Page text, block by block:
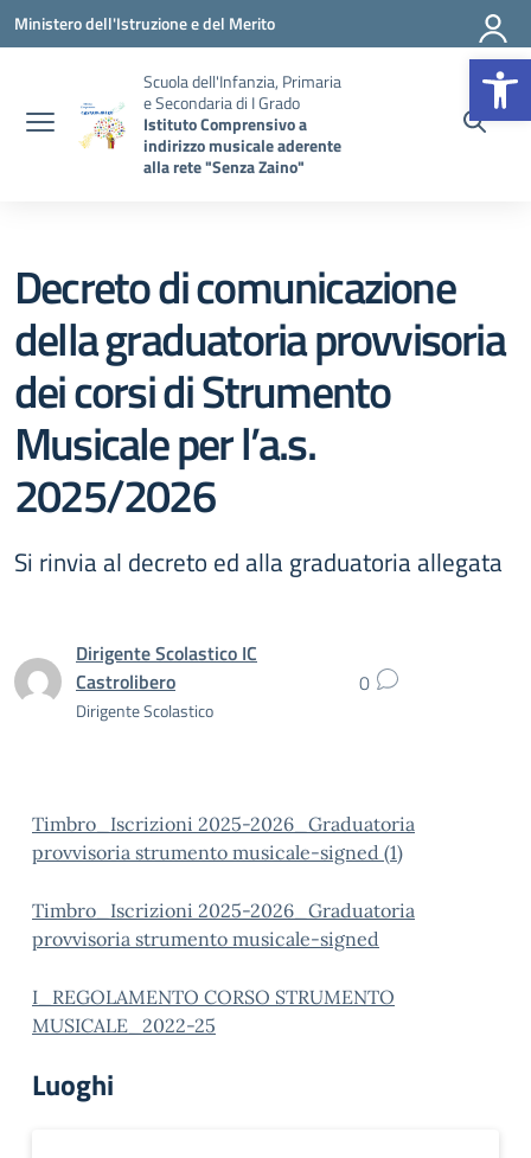
Vai ai contenuti
Vai al menu di navigazione
Vai al footer
Ministero dell'Istruzione e del Merito
Scuola dell'Infanzia, Primaria
e Secondaria di I Grado
Istituto Comprensivo a
indirizzo musicale aderente
alla rete "Senza Zaino"
Decreto di comunicazione
della graduatoria provvisoria
dei corsi di Strumento
Musicale per l’a.s.
2025/2026
Si rinvia al decreto ed alla graduatoria allegata
Dirigente Scolastico IC
Castrolibero
Dirigente Scolastico
0
Timbro_Iscrizioni 2025-2026_Graduatoria
provvisoria strumento musicale-signed (1)
Timbro_Iscrizioni 2025-2026_Graduatoria
provvisoria strumento musicale-signed
I_REGOLAMENTO CORSO STRUMENTO
MUSICALE_2022-25
Luoghi